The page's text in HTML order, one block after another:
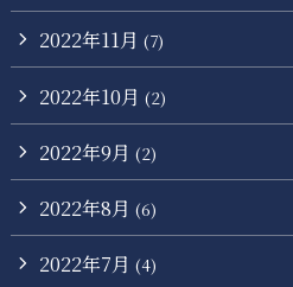
2022年11月 (7)
2022年10月 (2)
2022年9月 (2)
2022年8月 (6)
2022年7月 (4)